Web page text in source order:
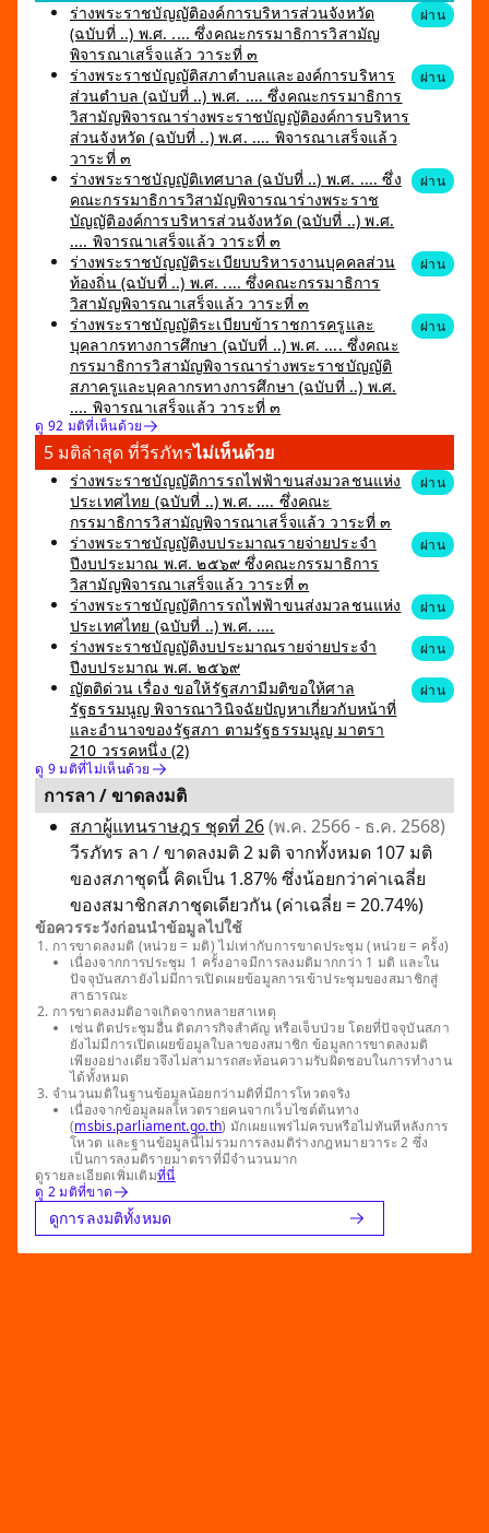
ร่างพระราชบัญญัติองค์การบริหารส่วนจังหวัด
(ฉบับที่ ..) พ.ศ. .... ซึ่งคณะกรรมาธิการวิสามัญ
พิจารณาเสร็จแล้ว วาระที่ ๓
ผ่าน
ร่างพระราชบัญญัติสภาตำบลและองค์การบริหาร
ส่วนตำบล (ฉบับที่ ..) พ.ศ. .... ซึ่งคณะกรรมาธิการ
วิสามัญพิจารณาร่างพระราชบัญญัติองค์การบริหาร
ส่วนจังหวัด (ฉบับที่ ..) พ.ศ. .... พิจารณาเสร็จแล้ว
วาระที่ ๓
ผ่าน
ร่างพระราชบัญญัติเทศบาล (ฉบับที่ ..) พ.ศ. .... ซึ่ง
คณะกรรมาธิการวิสามัญพิจารณาร่างพระราช
บัญญัติองค์การบริหารส่วนจังหวัด (ฉบับที่ ..) พ.ศ.
.... พิจารณาเสร็จแล้ว วาระที่ ๓
ผ่าน
ร่างพระราชบัญญัติระเบียบบริหารงานบุคคลส่วน
ท้องถิ่น (ฉบับที่ ..) พ.ศ. .... ซึ่งคณะกรรมาธิการ
วิสามัญพิจารณาเสร็จแล้ว วาระที่ ๓
ผ่าน
ร่างพระราชบัญญัติระเบียบข้าราชการครูและ
บุคลากรทางการศึกษา (ฉบับที่ ..) พ.ศ. .... ซึ่งคณะ
กรรมาธิการวิสามัญพิจารณาร่างพระราชบัญญัติ
สภาครูและบุคลากรทางการศึกษา (ฉบับที่ ..) พ.ศ.
.... พิจารณาเสร็จแล้ว วาระที่ ๓
ผ่าน
ดู 92 มติที่เห็นด้วย
5 มติล่าสุด ที่วีรภัทรไม่เห็นด้วย
ร่างพระราชบัญญัติการรถไฟฟ้าขนส่งมวลชนแห่ง
ประเทศไทย (ฉบับที่ ..) พ.ศ. .... ซึ่งคณะ
กรรมาธิการวิสามัญพิจารณาเสร็จแล้ว วาระที่ ๓
ผ่าน
ร่างพระราชบัญญัติงบประมาณรายจ่ายประจำ
ปีงบประมาณ พ.ศ. ๒๕๖๙ ซึ่งคณะกรรมาธิการ
วิสามัญพิจารณาเสร็จแล้ว วาระที่ ๓
ผ่าน
ร่างพระราชบัญญัติการรถไฟฟ้าขนส่งมวลชนแห่ง
ประเทศไทย (ฉบับที่ ..) พ.ศ. ....
ผ่าน
ร่างพระราชบัญญัติงบประมาณรายจ่ายประจำ
ปีงบประมาณ พ.ศ. ๒๕๖๙
ผ่าน
ญัตติด่วน เรื่อง ขอให้รัฐสภามีมติขอให้ศาล
รัฐธรรมนูญ พิจารณาวินิจฉัยปัญหาเกี่ยวกับหน้าที่
และอำนาจของรัฐสภา ตามรัฐธรรมนูญ มาตรา
210 วรรคหนึ่ง (2)
ผ่าน
ดู 9 มติที่ไม่เห็นด้วย
การลา / ขาดลงมติ
สภาผู้แทนราษฎร ชุดที่ 26(พ.ค. 2566 - ธ.ค. 2568)
วีรภัทร ลา / ขาดลงมติ 2 มติ จากทั้งหมด 107 มติ
ของสภาชุดนี้ คิดเป็น 1.87% ซึ่งน้อยกว่าค่าเฉลี่ย
ของสมาชิกสภาชุดเดียวกัน (ค่าเฉลี่ย = 20.74%)
ข้อควรระวังก่อนนำข้อมูลไปใช้
การขาดลงมติ (หน่วย = มติ) ไม่เท่ากับการขาดประชุม (หน่วย = ครั้ง)
เนื่องจากการประชุม 1 ครั้งอาจมีการลงมติมากกว่า 1 มติ และใน
ปัจจุบันสภายังไม่มีการเปิดเผยข้อมูลการเข้าประชุมของสมาชิกสู่
สาธารณะ
การขาดลงมติอาจเกิดจากหลายสาเหตุ
เช่น ติดประชุมอื่น ติดภารกิจสำคัญ หรือเจ็บป่วย โดยที่ปัจจุบันสภา
ยังไม่มีการเปิดเผยข้อมูลใบลาของสมาชิก ข้อมูลการขาดลงมติ
เพียงอย่างเดียวจึงไม่สามารถสะท้อนความรับผิดชอบในการทำงาน
ได้ทั้งหมด
จำนวนมติในฐานข้อมูลน้อยกว่ามติที่มีการโหวตจริง
เนื่องจากข้อมูลผลโหวตรายคนจากเว็บไซต์ต้นทาง
(msbis.parliament.go.th) มักเผยแพร่ไม่ครบหรือไม่ทันทีหลังการ
โหวต และฐานข้อมูลนี้ไม่รวมการลงมติร่างกฎหมายวาระ 2 ซึ่ง
เป็นการลงมติรายมาตราที่มีจำนวนมาก
ดูรายละเอียดเพิ่มเติมที่นี่
ดู 2 มติที่ขาด
ดูการลงมติทั้งหมด